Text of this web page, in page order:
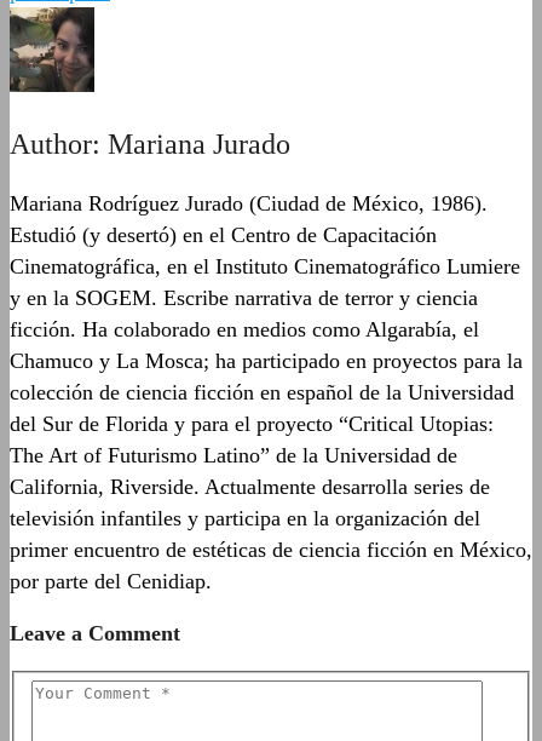
Author: Mariana Jurado
Mariana Rodríguez Jurado (Ciudad de México, 1986).
Estudió (y desertó) en el Centro de Capacitación
Cinematográfica, en el Instituto Cinematográfico Lumiere
y en la SOGEM. Escribe narrativa de terror y ciencia
ficción. Ha colaborado en medios como Algarabía, el
Chamuco y La Mosca; ha participado en proyectos para la
colección de ciencia ficción en español de la Universidad
del Sur de Florida y para el proyecto “Critical Utopias:
The Art of Futurismo Latino” de la Universidad de
California, Riverside. Actualmente desarrolla series de
televisión infantiles y participa en la organización del
primer encuentro de estéticas de ciencia ficción en México,
por parte del Cenidiap.
Leave a Comment